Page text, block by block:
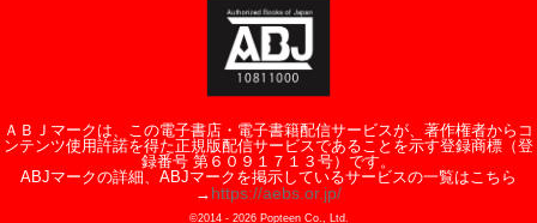
ＡＢＪマークは、この電子書店・電子書籍配信サービスが、著作権者からコ
ンテンツ使用許諾を得た正規版配信サービスであることを示す登録商標（登
録番号 第６０９１７１３号）です。
ABJマークの詳細、ABJマークを掲示しているサービスの一覧はこちら
→ https://aebs.or.jp/
©2014 - 2026Popteen Co., Ltd.